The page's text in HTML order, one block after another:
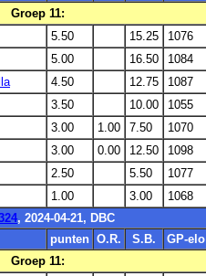
Groep 11:
5.50 15.25
1076
5.00 16.50
1084
4.50 12.75
1087
3.50 10.00
1055
3.00 1.00 7.50
1070
3.00 0.00 12.50
1098
2.50 5.50
1077
1.00 3.00
1068
, 2024-04-21, DBC
punten O.R. S.B.
GP-elo
Groep 11: